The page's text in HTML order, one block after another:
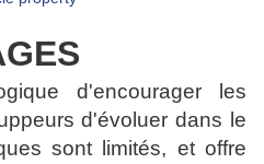
d'encourager les
d'évoluer dans le
sont limités, et offre